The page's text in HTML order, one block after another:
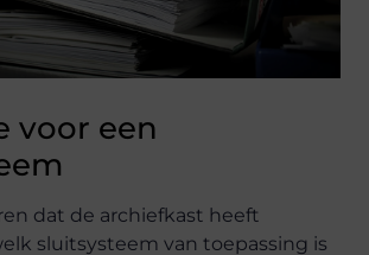
voor een
dat de archiefkast heeft
sluitsysteem van toepassing is